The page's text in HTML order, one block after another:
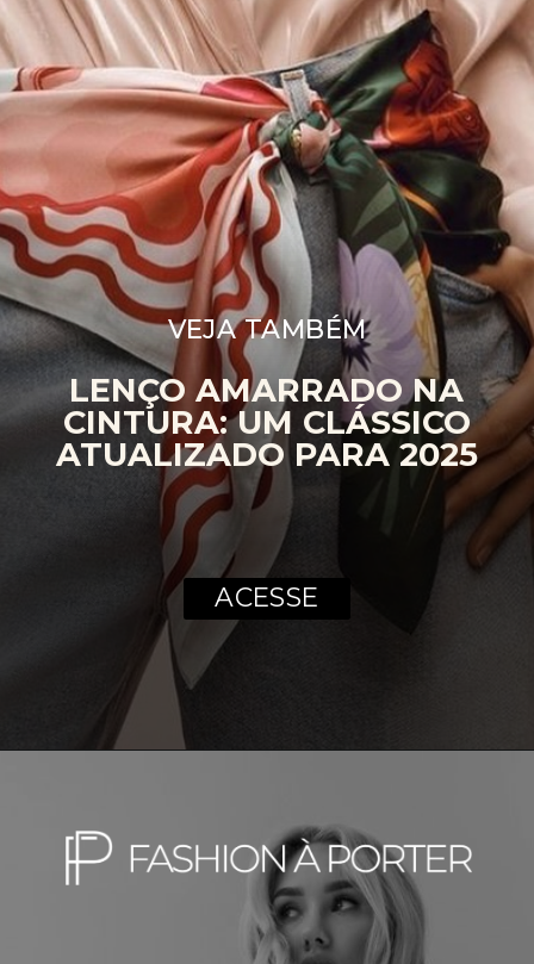
LENÇO AMARRADO NA
CINTURA: UM CLÁSSICO
ATUALIZADO PARA 2025
ACESSE
VEJA TAMBÉM